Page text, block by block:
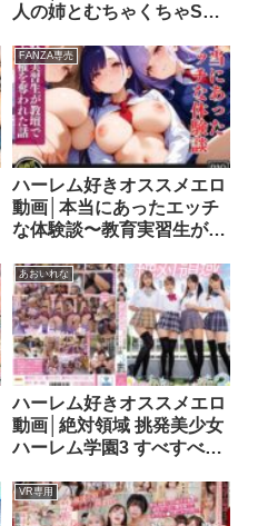
人の姉とむちゃくちゃSEX
FANZA専売
ハーレム好きオススメエロ
動画│本当にあったエッチ
な体験談〜教育実習生が教
d_456717
あおいれな
ハーレム好きオススメエロ
動画│絶対領域 挑発美少女
ハーレム学園3 すべすべな
ず何度も射精させられる！
mird00199
VR専用